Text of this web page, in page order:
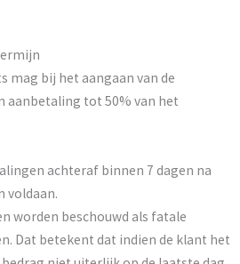
mag bij het aangaan van de
aanbetaling tot 50% van het
achteraf binnen 7 dagen na
voldaan.
worden beschouwd als fatale
Dat betekent dat indien de klant het